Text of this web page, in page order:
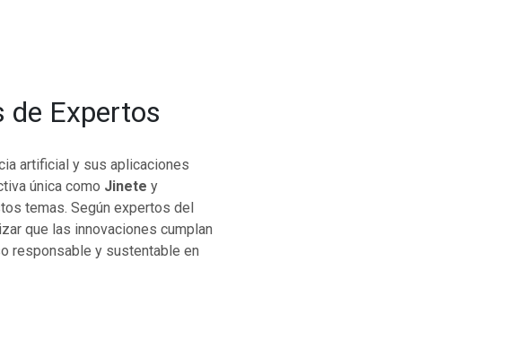
de Expertos
artificial y sus aplicaciones
única como Jinete y
temas. Según expertos del
que las innovaciones cumplan
responsable y sustentable en